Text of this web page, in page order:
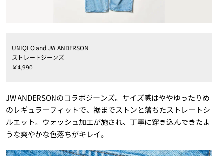
UNIQLO and JW ANDERSON
ストレートジーンズ
￥4,990
JW ANDERSONのコラボジーンズ。サイズ感はややゆったりめ
のレギュラーフィットで、裾までストンと落ちたストレートシ
ルエット。ウォッシュ加工が施され、丁寧に穿き込んできたよ
うな爽やかな色落ちがキレイ。